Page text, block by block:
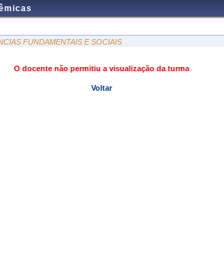
FUNDAMENTAIS E SOCIAIS
O docente não permitiu a visualização da turma
Voltar